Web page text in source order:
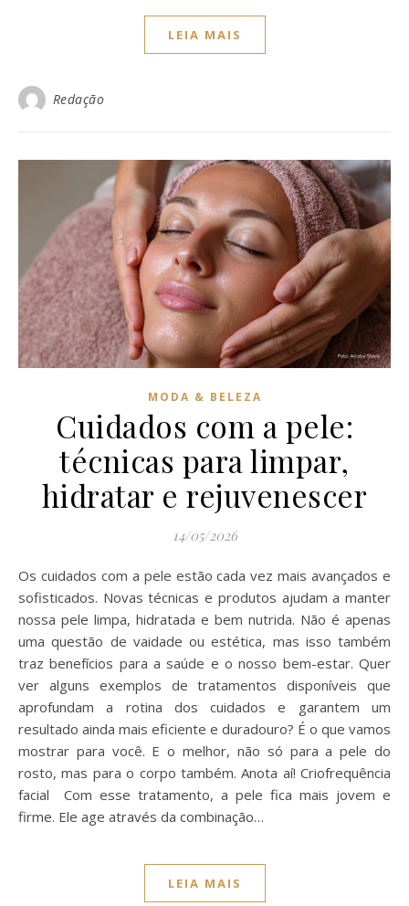
LEIA MAIS
Redação
MODA & BELEZA
Cuidados com a pele:
técnicas para limpar,
hidratar e rejuvenescer
14/05/2026
Os cuidados com a pele estão cada vez mais avançados e
sofisticados. Novas técnicas e produtos ajudam a manter
nossa pele limpa, hidratada e bem nutrida. Não é apenas
uma questão de vaidade ou estética, mas isso também
traz benefícios para a saúde e o nosso bem-estar. Quer
ver alguns exemplos de tratamentos disponíveis que
aprofundam a rotina dos cuidados e garantem um
resultado ainda mais eficiente e duradouro? É o que vamos
mostrar para você. E o melhor, não só para a pele do
rosto, mas para o corpo também. Anota aí! Criofrequência
facial Com esse tratamento, a pele fica mais jovem e
firme. Ele age através da combinação…
LEIA MAIS